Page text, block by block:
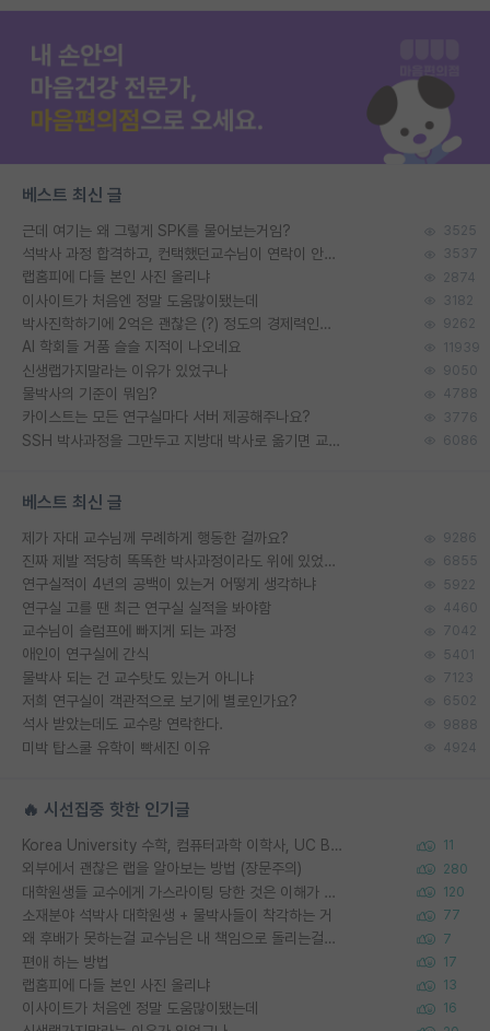
베스트 최신 글
근데 여기는 왜 그렇게 SPK를 물어보는거임? 3525
석박사 과정 합격하고, 컨택했던교수님이 연락이 안됩니다... 3537
랩홈피에 다들 본인 사진 올리냐 2874
이사이트가 처음엔 정말 도움많이됐는데 3182
박사진학하기에 2억은 괜찮은 (?) 정도의 경제력인가요 9262
AI 학회들 거품 슬슬 지적이 나오네요 11939
신생랩가지말라는 이유가 있었구나 9050
물박사의 기준이 뭐임? 4788
카이스트는 모든 연구실마다 서버 제공해주나요? 3776
SSH 박사과정을 그만두고 지방대 박사로 옮기면 교수의 꿈은 끝일까요? 6086
베스트 최신 글
제가 자대 교수님께 무례하게 행동한 걸까요? 9286
진짜 제발 적당히 똑똑한 박사과정이라도 위에 있었으면.. 6855
연구실적이 4년의 공백이 있는거 어떻게 생각하냐 5922
연구실 고를 땐 최근 연구실 실적을 봐야함 4460
교수님이 슬럼프에 빠지게 되는 과정 7042
애인이 연구실에 간식 5401
물박사 되는 건 교수탓도 있는거 아니냐 7123
저희 연구실이 객관적으로 보기에 별로인가요? 6502
석사 받았는데도 교수랑 연락한다. 9888
미박 탑스쿨 유학이 빡세진 이유 4924
🔥 시선집중 핫한 인기글
Korea University 수학, 컴퓨터과학 이학사, UC Berkeley 산업공학 대학원 공학박사가 되는 것은 쉽지 않겠죠? 11
외부에서 괜찮은 랩을 알아보는 방법 (장문주의) 280
대학원생들 교수에게 가스라이팅 당한 것은 이해가 갑니다. 안타깝네요. 120
소재분야 석박사 대학원생 + 물박사들이 착각하는 거 77
왜 후배가 못하는걸 교수님은 내 책임으로 돌리는걸까요? 7
편애 하는 방법 17
랩홈피에 다들 본인 사진 올리냐 13
이사이트가 처음엔 정말 도움많이됐는데 16